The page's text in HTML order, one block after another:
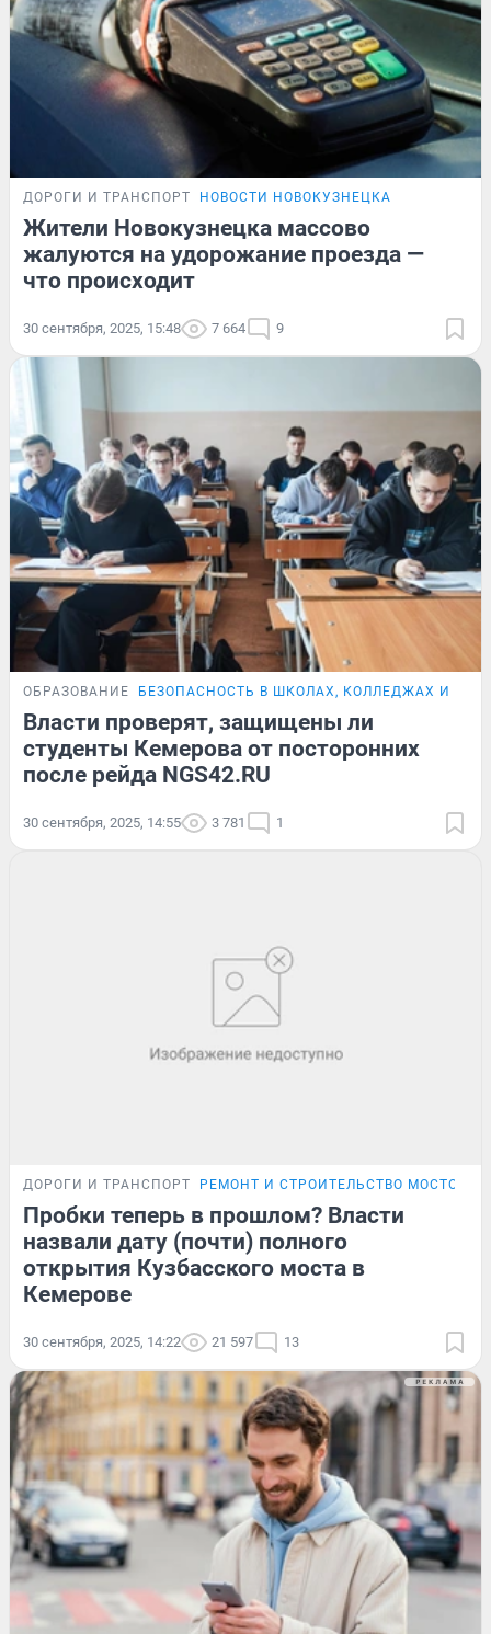
ДОРОГИ И ТРАНСПОРТ НОВОСТИ НОВОКУЗНЕЦКА
Жители Новокузнецка массово
жалуются на удорожание проезда —
что происходит
30 сентября, 2025, 15:48 7 664 9
ОБРАЗОВАНИЕ БЕЗОПАСНОСТЬ В ШКОЛАХ, КОЛЛЕДЖАХ И
Власти проверят, защищены ли
студенты Кемерова от посторонних
после рейда NGS42.RU
30 сентября, 2025, 14:55 3 781 1
ДОРОГИ И ТРАНСПОРТ РЕМОНТ И СТРОИТЕЛЬСТВО МОСТОВ В
Пробки теперь в прошлом? Власти
назвали дату (почти) полного
открытия Кузбасского моста в
Кемерове
30 сентября, 2025, 14:22 21 597 13